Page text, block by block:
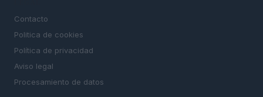
Contacto
Politica de cookies
Política de privacidad
Aviso legal
Procesamiento de datos